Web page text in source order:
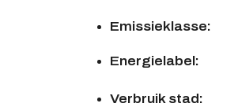
Emissieklasse:
Energielabel:
Verbruik stad: